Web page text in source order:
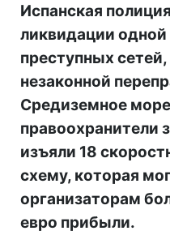
Испанская
ликвидации
преступных
незаконной
Средиземное
правоохранители
изъяли 18
схему, которая
организаторам
евро прибыли.